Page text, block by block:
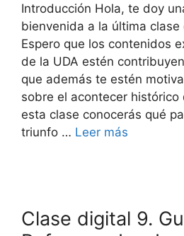
Introducción Hola, te doy
bienvenida a la última
Espero que los contenidos
de la UDA estén
que además te estén
sobre el acontecer histórico
esta clase conocerás qué
triunfo … Leer más
Clase digital 9.